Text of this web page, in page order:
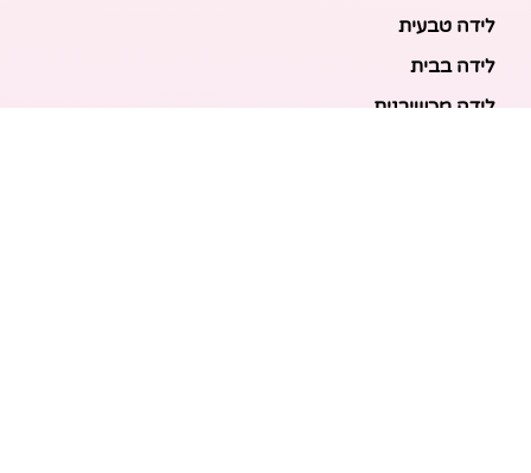
לידה טבעית
לידה בבית
לידה מכשירנית